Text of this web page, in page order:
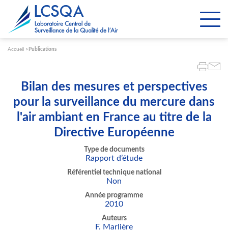
Accueil Publications
Bilan des mesures et perspectives
pour la surveillance du mercure dans
l'air ambiant en France au titre de la
Directive Européenne
Type de documents
Rapport d’étude
Référentiel technique national
Non
Année programme
2010
Auteurs
F. Marlière
Paramétrer les cookies